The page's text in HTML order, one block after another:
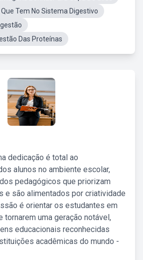
Tem No Sistema Digestivo
Das Proteínas
dedicação é total ao
alunos no ambiente escolar,
pedagógicos que priorizam
e são alimentados por criatividade
é orientar os estudantes em
tornarem uma geração notável,
educacionais reconhecidas
acadêmicas do mundo -